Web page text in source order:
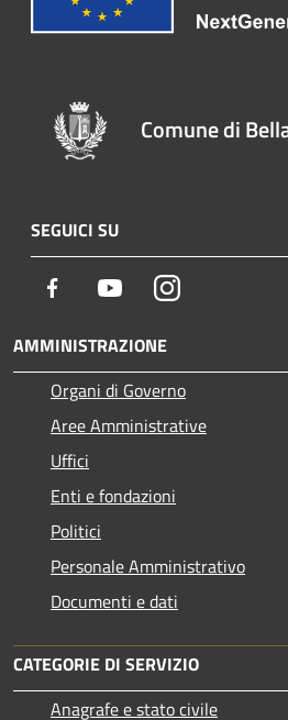
Comune di
SEGUICI SU
Facebook YoutubeInstagram
AMMINISTRAZIONE
Organi di Governo
Aree Amministrative
Uffici
Enti e fondazioni
Politici
Personale Amministrativo
Documenti e dati
CATEGORIE DI SERVIZIO
Anagrafe e stato civile